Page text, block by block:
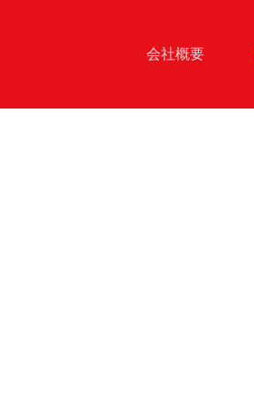
会社概要